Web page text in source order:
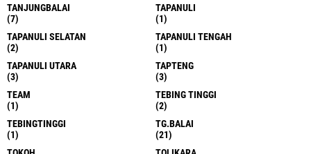
TANJUNGBALAI
(7)
TAPANULI
(1)
TAPANULI SELATAN
(2)
TAPANULI TENGAH
(1)
TAPANULI UTARA
(3)
TAPTENG
(3)
TEAM
(1)
TEBING TINGGI
(2)
TEBINGTINGGI
(1)
TG.BALAI
(21)